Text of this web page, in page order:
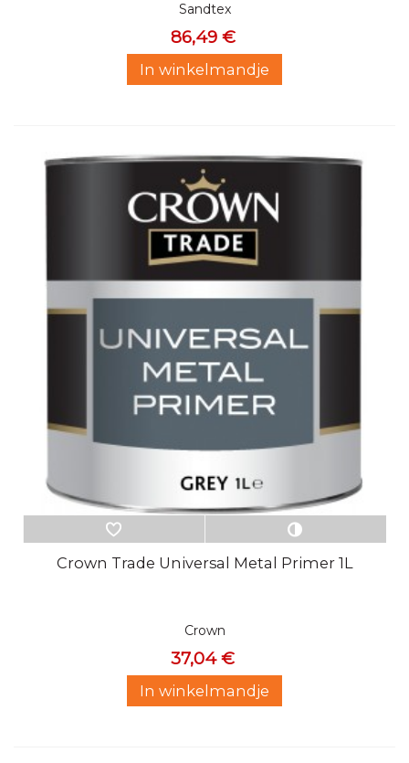
Sandtex
86,49 €
In winkelmandje
Crown Trade Universal Metal Primer 1L
Crown
37,04 €
In winkelmandje